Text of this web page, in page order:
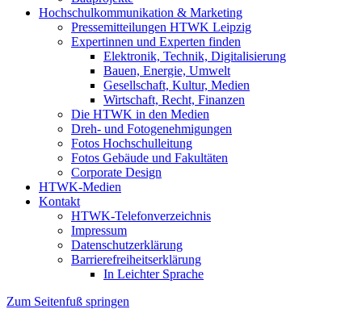
Hochschulkommunikation & Marketing
Pressemitteilungen HTWK Leipzig
Expertinnen und Experten finden
Elektronik, Technik, Digitalisierung
Bauen, Energie, Umwelt
Gesellschaft, Kultur, Medien
Wirtschaft, Recht, Finanzen
Die HTWK in den Medien
Dreh- und Fotogenehmigungen
Fotos Hochschulleitung
Fotos Gebäude und Fakultäten
Corporate Design
HTWK-Medien
Kontakt
HTWK-Telefonverzeichnis
Impressum
Datenschutzerklärung
Barrierefreiheitserklärung
In Leichter Sprache
Zum Seitenfuß springen